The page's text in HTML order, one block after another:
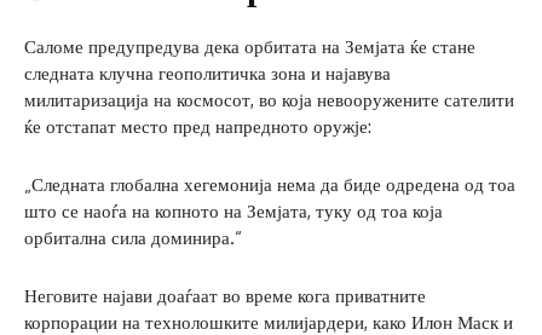
Саломе предупредува дека орбитата на Земјата ќе стане
следната клучна геополитичка зона и најавува
милитаризација на космосот, во која невооружените сателити
ќе отстапат место пред напредното оружје:
„Следната глобална хегемонија нема да биде одредена од тоа
што се наоѓа на копното на Земјата, туку од тоа која
орбитална сила доминира.“
Неговите најави доаѓаат во време кога приватните
корпорации на технолошките милијардери, како Илон Маск и